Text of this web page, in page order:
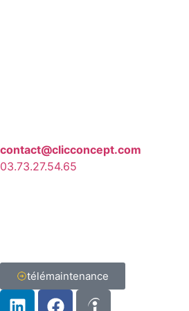
contact@clicconcept.com
03.73.27.54.65
télémaintenance